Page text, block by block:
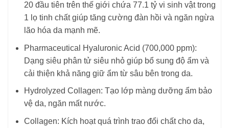
20 đầu tiên trên thế giới chứa 77.1 tỷ vi sinh vật trong
1 lọ tinh chất giúp tăng cường đàn hồi và ngăn ngừa
lão hóa da mạnh mẽ.
Pharmaceutical Hyaluronic Acid (700,000 ppm):
Dạng siêu phân tử siêu nhỏ giúp bổ sung độ ẩm và
cải thiện khả năng giữ ẩm từ sâu bên trong da.
Hydrolyzed Collagen: Tạo lớp màng dưỡng ẩm bảo
vệ da, ngăn mất nước.
Collagen: Kích hoạt quá trình trao đổi chất cho da,